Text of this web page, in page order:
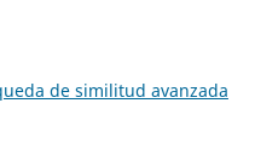
de similitud avanzada